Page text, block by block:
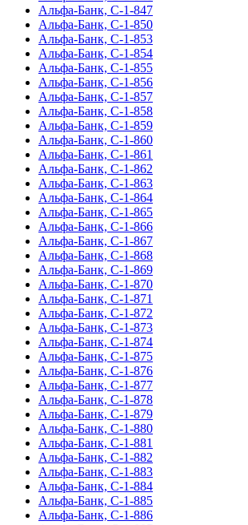
Альфа-Банк, С-1-847
Альфа-Банк, С-1-850
Альфа-Банк, С-1-853
Альфа-Банк, С-1-854
Альфа-Банк, С-1-855
Альфа-Банк, С-1-856
Альфа-Банк, С-1-857
Альфа-Банк, С-1-858
Альфа-Банк, С-1-859
Альфа-Банк, С-1-860
Альфа-Банк, С-1-861
Альфа-Банк, С-1-862
Альфа-Банк, С-1-863
Альфа-Банк, С-1-864
Альфа-Банк, С-1-865
Альфа-Банк, С-1-866
Альфа-Банк, С-1-867
Альфа-Банк, С-1-868
Альфа-Банк, С-1-869
Альфа-Банк, С-1-870
Альфа-Банк, С-1-871
Альфа-Банк, С-1-872
Альфа-Банк, С-1-873
Альфа-Банк, С-1-874
Альфа-Банк, С-1-875
Альфа-Банк, С-1-876
Альфа-Банк, С-1-877
Альфа-Банк, С-1-878
Альфа-Банк, С-1-879
Альфа-Банк, С-1-880
Альфа-Банк, С-1-881
Альфа-Банк, С-1-882
Альфа-Банк, С-1-883
Альфа-Банк, С-1-884
Альфа-Банк, С-1-885
Альфа-Банк, С-1-886